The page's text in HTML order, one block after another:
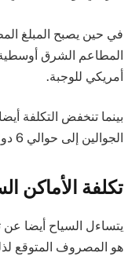
في حين يصبح المبلغ
أمريكي للوجبة.
بينما تنخفض التكلفة
الجوالين إلى حوالي 6 دولار أمريكي.
تكلفة الأماكن
يتساءل السياح أيضا عن
هو المصروف المتوقع